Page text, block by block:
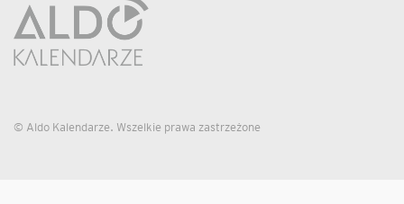
© Aldo Kalendarze. Wszelkie prawa zastrzeżone